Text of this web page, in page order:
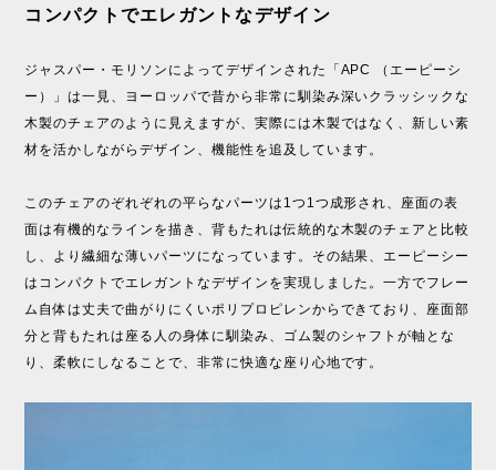
コンパクトでエレガントなデザイン
ジャスパー・モリソンによってデザインされた「APC （エーピーシ
ー）」は一見、ヨーロッパで昔から非常に馴染み深いクラッシックな
木製のチェアのように見えますが、実際には木製ではなく、新しい素
材を活かしながらデザイン、機能性を追及しています。
このチェアのぞれぞれの平らなパーツは1つ1つ成形され、座面の表
面は有機的なラインを描き、背もたれは伝統的な木製のチェアと比較
し、より繊細な薄いパーツになっています。その結果、エーピーシー
はコンパクトでエレガントなデザインを実現しました。一方でフレー
ム自体は丈夫で曲がりにくいポリプロピレンからできており、座面部
分と背もたれは座る人の身体に馴染み、ゴム製のシャフトが軸とな
り、柔軟にしなることで、非常に快適な座り心地です。